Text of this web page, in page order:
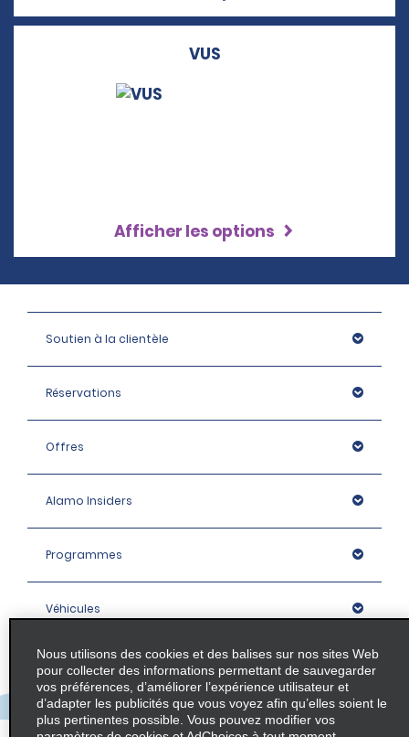
VUS
Afficher les options
Soutien à la clientèle
Réservations
Offres
Alamo Insiders
Programmes
Véhicules
Succursales
Entreprise
Nous utilisons des cookies et des balises sur nos sites Web
pour collecter des informations permettant de sauvegarder
vos préférences, d’améliorer l’expérience utilisateur et
d’adapter les publicités que vous voyez afin qu’elles soient le
plus pertinentes possible. Vous pouvez modifier vos